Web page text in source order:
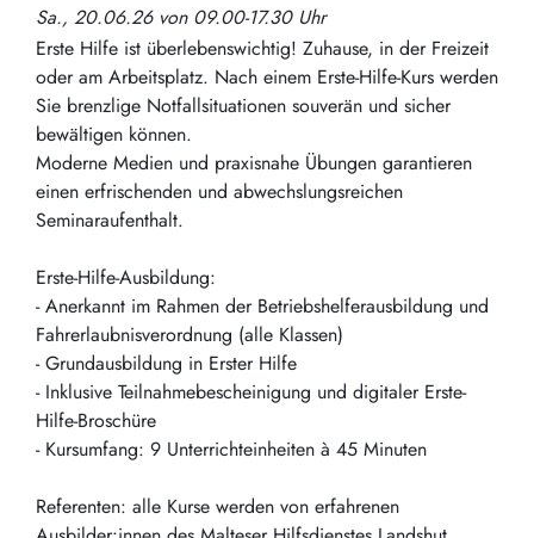
Sa., 20.06.26 von 09.00-17.30 Uhr
Erste Hilfe ist überlebenswichtig! Zuhause, in der Freizeit
oder am Arbeitsplatz. Nach einem Erste-Hilfe-Kurs werden
Sie brenzlige Notfallsituationen souverän und sicher
bewältigen können.
Moderne Medien und praxisnahe Übungen garantieren
einen erfrischenden und abwechslungsreichen
Seminaraufenthalt.
Erste-Hilfe-Ausbildung:
- Anerkannt im Rahmen der Betriebshelferausbildung und
Fahrerlaubnisverordnung (alle Klassen)
- Grundausbildung in Erster Hilfe
- Inklusive Teilnahmebescheinigung und digitaler Erste-
Hilfe-Broschüre
- Kursumfang: 9 Unterrichteinheiten à 45 Minuten
Referenten: alle Kurse werden von erfahrenen